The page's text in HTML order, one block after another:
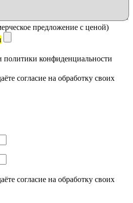
предложение с ценой)
политики конфиденциальности
согласие на обработку своих
согласие на обработку своих